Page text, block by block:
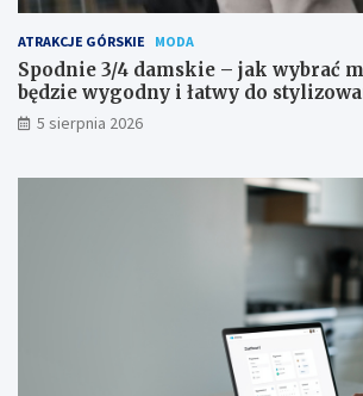
ATRAKCJE GÓRSKIE MODA
Spodnie 3/4 damskie – jak wybrać
będzie wygodny i łatwy do
5 sierpnia 2026